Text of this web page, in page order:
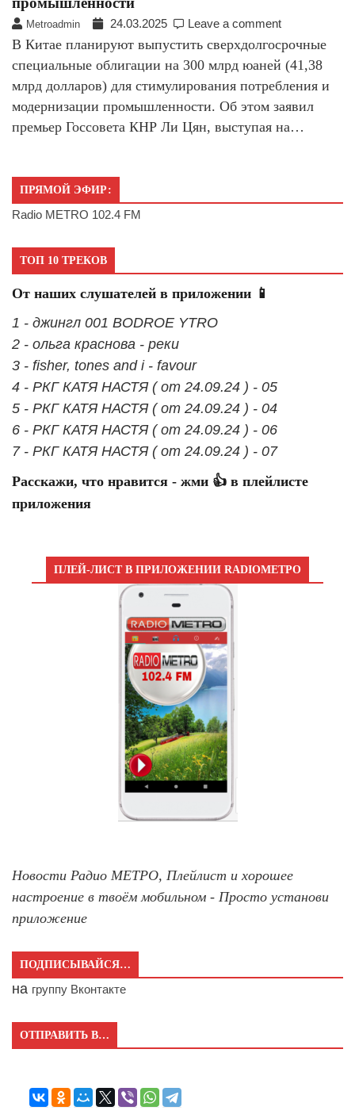
Metroadmin 24.03.2025 Leave a comment
В Китае планируют выпустить сверхдолгосрочные
специальные облигации на 300 млрд юаней (41,38
млрд долларов) для стимулирования потребления и
модернизации промышленности. Об этом заявил
премьер Госсовета КНР Ли Цян, выступая на…
ПРЯМОЙ ЭФИР:
Radio METRO 102.4 FM
ТОП 10 ТРЕКОВ
От наших слушателей в приложении 📱
1 - джингл 001 BODROE YTRO
2 - ольга краснова - реки
3 - fisher, tones and i - favour
4 - РКГ КАТЯ НАСТЯ ( от 24.09.24 ) - 05
5 - РКГ КАТЯ НАСТЯ ( от 24.09.24 ) - 04
6 - РКГ КАТЯ НАСТЯ ( от 24.09.24 ) - 06
7 - РКГ КАТЯ НАСТЯ ( от 24.09.24 ) - 07
Расскажи, что нравится - жми 👍 в плейлисте
приложения
ПЛЕЙ-ЛИСТ В ПРИЛОЖЕНИИ RADIOМЕТРО
Новости Радио МЕТРО, Плейлист и хорошее
настроение в твоём мобильном - Просто установи
приложение
ПОДПИСЫВАЙСЯ…
на группу Вконтакте
ОТПРАВИТЬ В…